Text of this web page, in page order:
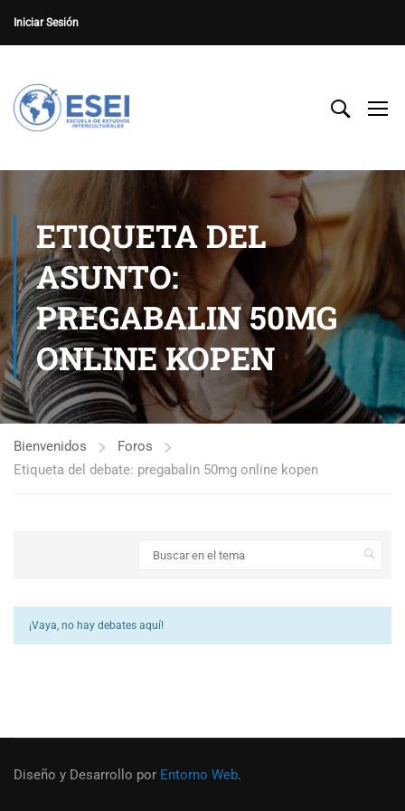
Iniciar Sesión
ETIQUETA DEL
ASUNTO:
PREGABALIN 50MG
ONLINE KOPEN
Bienvenidos
Foros
Etiqueta del debate: pregabalin 50mg online kopen
¡Vaya, no hay debates aquí!
Diseño y Desarrollo por Entorno Web.